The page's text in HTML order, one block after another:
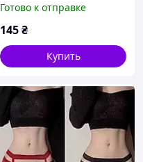
колена, эластичные,
универсальный размер
Готово к отправке
145₴
Купить